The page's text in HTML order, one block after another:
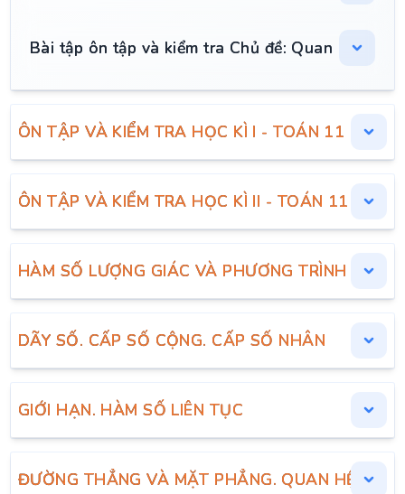
Bài tập ôn tập và kiểm tra Chủ đề: Quan hệ
ÔN TẬP VÀ KIỂM TRA HỌC KÌ I - TOÁN 11
ÔN TẬP VÀ KIỂM TRA HỌC KÌ II - TOÁN 11
HÀM SỐ LƯỢNG GIÁC VÀ PHƯƠNG TRÌNH
DÃY SỐ. CẤP SỐ CỘNG. CẤP SỐ NHÂN
GIỚI HẠN. HÀM SỐ LIÊN TỤC
ĐƯỜNG THẲNG VÀ MẶT PHẲNG. QUAN HỆ